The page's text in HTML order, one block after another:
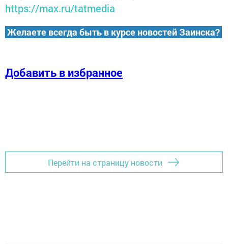
https://max.ru/tatmedia
Желаете всегда быть в курсе новостей Заинска?
Добавить в избранное
Перейти на страницу новости